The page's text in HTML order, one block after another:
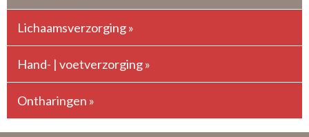
Lichaamsverzorging »
Hand- | voetverzorging »
Ontharingen »